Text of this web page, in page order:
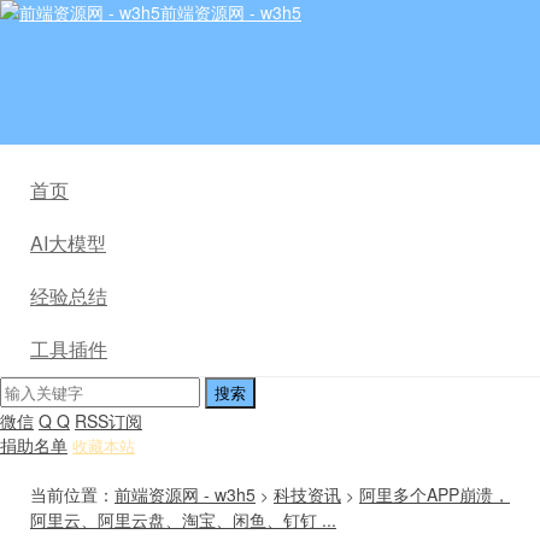
前端资源网 - w3h5
首页
AI大模型
经验总结
工具插件
微信 Q Q RSS订阅
捐助名单 收藏本站
当前位置： 前端资源网 - w3h5 > 科技资讯 > 阿里多个APP崩溃，
阿里云、阿里云盘、淘宝、闲鱼、钉钉 ...